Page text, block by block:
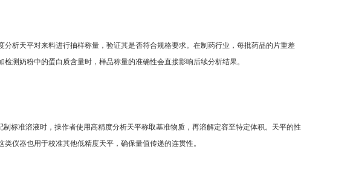
天平对来料进行抽样称量，验证其是否符合规格要求。在制药行业，每批药品的片重差
测奶粉中的蛋白质含量时，样品称量的准确性会直接影响后续分析结果。
准溶液时，操作者使用高精度分析天平称取基准物质，再溶解定容至特定体积。天平的性
仪器也用于校准其他低精度天平，确保量值传递的连贯性。